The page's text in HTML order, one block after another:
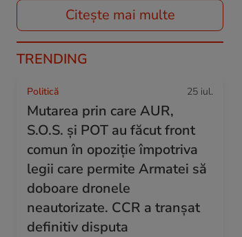
Citește mai multe
TRENDING
Politică 25 iul.
Mutarea prin care AUR,
S.O.S. și POT au făcut front
comun în opoziție împotriva
legii care permite Armatei să
doboare dronele
neautorizate. CCR a tranșat
definitiv disputa